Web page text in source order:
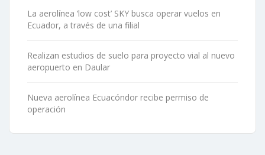
La aerolínea ‘low cost’ SKY busca operar vuelos en
Ecuador, a través de una filial
Realizan estudios de suelo para proyecto vial al nuevo
aeropuerto en Daular
Nueva aerolínea Ecuacóndor recibe permiso de
operación